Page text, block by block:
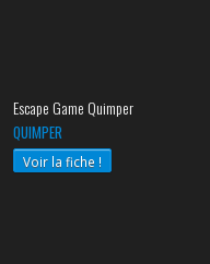
Escape Game Quimper
QUIMPER
Voir la fiche !